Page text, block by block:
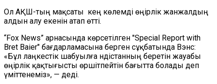
Ол АҚШ-тың мақсаты кең көлемді өңірлік жанжалдың
алдын алу екенін атап өтті.
“Fox News” арнасында көрсетілген "Special Report with
Bret Baier" бағдарламасына берген сұқбатында Вэнс:
«Бұл лаңкестік шабуылға Үндістанның беретін жауабы
өңірлік қақтығысты өршітпейтін бағытта болады деп
үміттенеміз», — деді.